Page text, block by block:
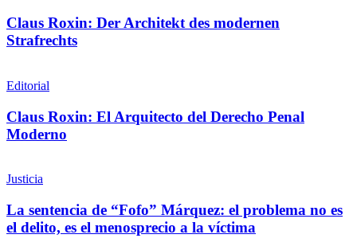
Claus Roxin: Der Architekt des modernen
Strafrechts
Editorial
Claus Roxin: El Arquitecto del Derecho Penal
Moderno
Justicia
La sentencia de “Fofo” Márquez: el problema no es
el delito, es el menosprecio a la víctima